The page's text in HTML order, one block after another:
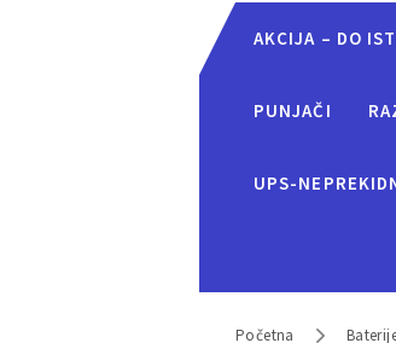
AKCIJA – DO
PUNJAČI
UPS-
Početna